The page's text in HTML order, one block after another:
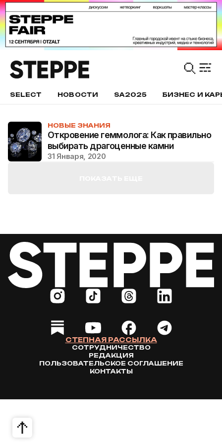
SELECT НОВОСТИ SA2025 БИЗНЕС И
НОВЫЕ ЗНАНИЯ
Откровение геммолога: Как правильно
выбирать драгоценные камни
31 Января, 2020
СТЕПНАЯ РАССЫЛКА
СОТРУДНИЧЕСТВО
РЕДАКЦИЯ
ПОЛЬЗОВАТЕЛЬСКОЕ СОГЛАШЕНИЕ
КОНТАКТЫ